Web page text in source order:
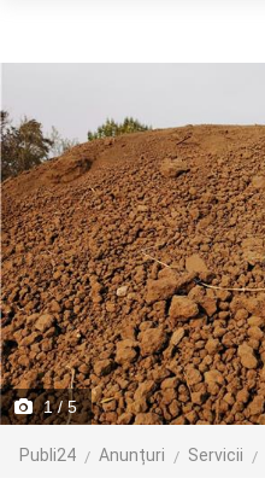
1/ 5
Publi24 Anunțuri Servicii